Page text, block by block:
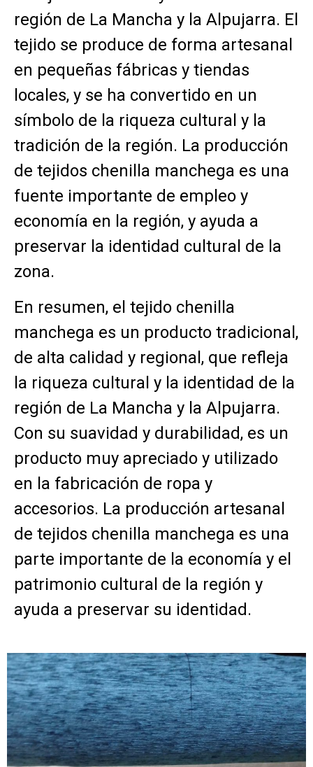
región de La Mancha y la Alpujarra. El
tejido se produce de forma artesanal
en pequeñas fábricas y tiendas
locales, y se ha convertido en un
símbolo de la riqueza cultural y la
tradición de la región. La producción
de tejidos chenilla manchega es una
fuente importante de empleo y
economía en la región, y ayuda a
preservar la identidad cultural de la
zona.
En resumen, el tejido chenilla
manchega es un producto tradicional,
de alta calidad y regional, que refleja
la riqueza cultural y la identidad de la
región de La Mancha y la Alpujarra.
Con su suavidad y durabilidad, es un
producto muy apreciado y utilizado
en la fabricación de ropa y
accesorios. La producción artesanal
de tejidos chenilla manchega es una
parte importante de la economía y el
patrimonio cultural de la región y
ayuda a preservar su identidad.